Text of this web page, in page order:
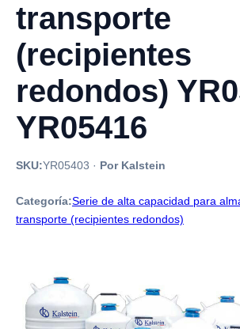
transporte
(recipientes
redondos)
YR05416
SKU:YR05403 · Por Kalstein
Categoría:Serie de alta capacidad para
transporte (recipientes redondos)